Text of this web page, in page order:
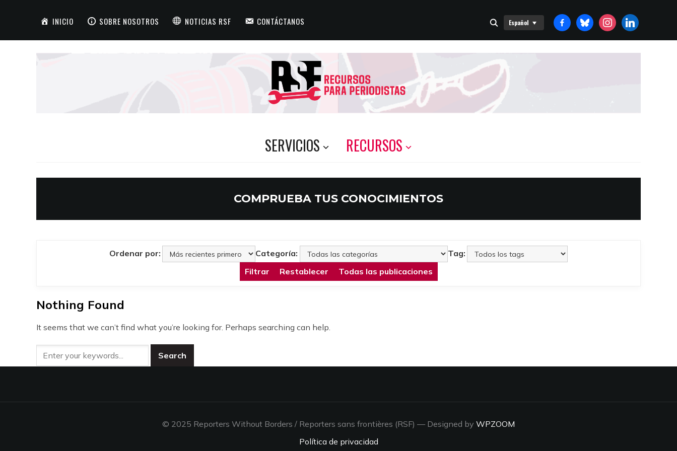
INICIO SOBRE NOSOTROS NOTICIAS RSF CONTÁCTANOS Español
FACEBOOK-
ALT
BLUESKYINSTAGRAMLINKEDIN
SERVICIOS RECURSOS
COMPRUEBA TUS CONOCIMIENTOS
Ordenar por: Categoría:
Tag:
Filtrar
Restablecer Todas las publicaciones
Nothing Found
It seems that we can’t find what you’re looking for. Perhaps searching can help.
© 2025 Reporters Without Borders / Reporters sans frontières (RSF) — Designed by WPZOOM
Política de privacidad